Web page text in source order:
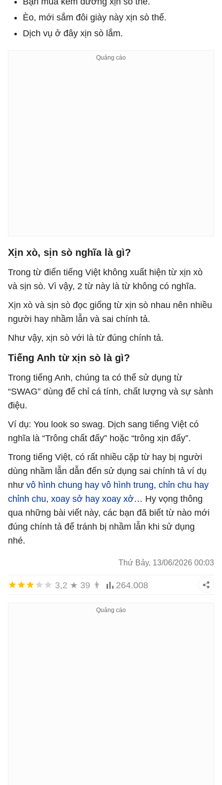
Èo, mới sắm đôi giày này xịn sò thế.
Dịch vụ ở đây xịn sò lắm.
Xịn xò, sịn sò nghĩa là gì?
Trong từ điển tiếng Việt không xuất hiện từ xịn xò
và sịn sò. Vì vậy, 2 từ này là từ không có nghĩa.
Xịn xò và sịn sò đọc giống từ xịn sò nhau nên nhiều
người hay nhầm lẫn và sai chính tả.
Như vậy, xịn sò với là từ đúng chính tả.
Tiếng Anh từ xịn sò là gì?
Trong tiếng Anh, chúng ta có thể sử dụng từ
“SWAG” dùng để chỉ cá tính, chất lượng và sự sành
điệu.
Ví dụ: You look so swag. Dịch sang tiếng Việt có
nghĩa là “Trông chất đấy” hoặc “trông xịn đấy”.
Trong tiếng Việt, có rất nhiều cặp từ hay bị người
dùng nhầm lẫn dẫn đến sử dụng sai chính tả ví dụ
như vô hình chung hay vô hình trung, chỉn chu hay
chỉnh chu, xoay sở hay xoay xở… Hy vọng thông
qua những bài viết này, các bạn đã biết từ nào mới
đúng chính tả để tránh bị nhầm lẫn khi sử dụng
nhé.
Thứ Bảy, 13/06/2026 00:03
3,2 ★ 39 👨 264.008